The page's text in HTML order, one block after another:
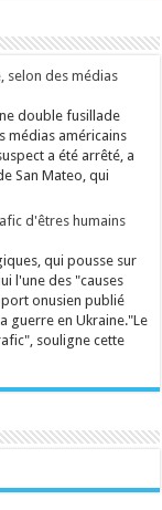
selon des médias
double fusillade
médias américains
a été arrêté, a
San Mateo, qui
d'êtres humains
qui pousse sur
l'une des "causes
onusien publié
guerre en Ukraine."Le
souligne cette